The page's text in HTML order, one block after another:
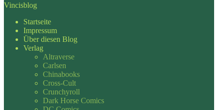
Vincisblog
Startseite
Impressum
Über diesen Blog
Verlag
Altraverse
Carlsen
Chinabooks
Cross-Cult
Crunchyroll
Dark Horse Comics